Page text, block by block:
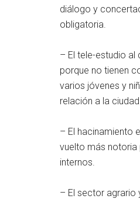
diálogo y
obligatoria.
– El tele-estudio al
porque no tienen
varios jóvenes y
relación a la
– El hacinamiento
vuelto más notoria
internos.
– El sector agrario